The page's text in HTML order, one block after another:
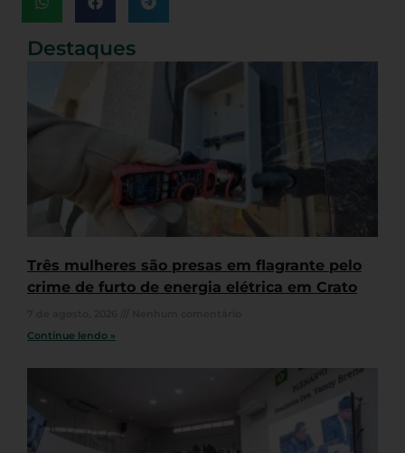
Destaques
Três mulheres são presas em flagrante pelo
crime de furto de energia elétrica em Crato
Continue lendo »